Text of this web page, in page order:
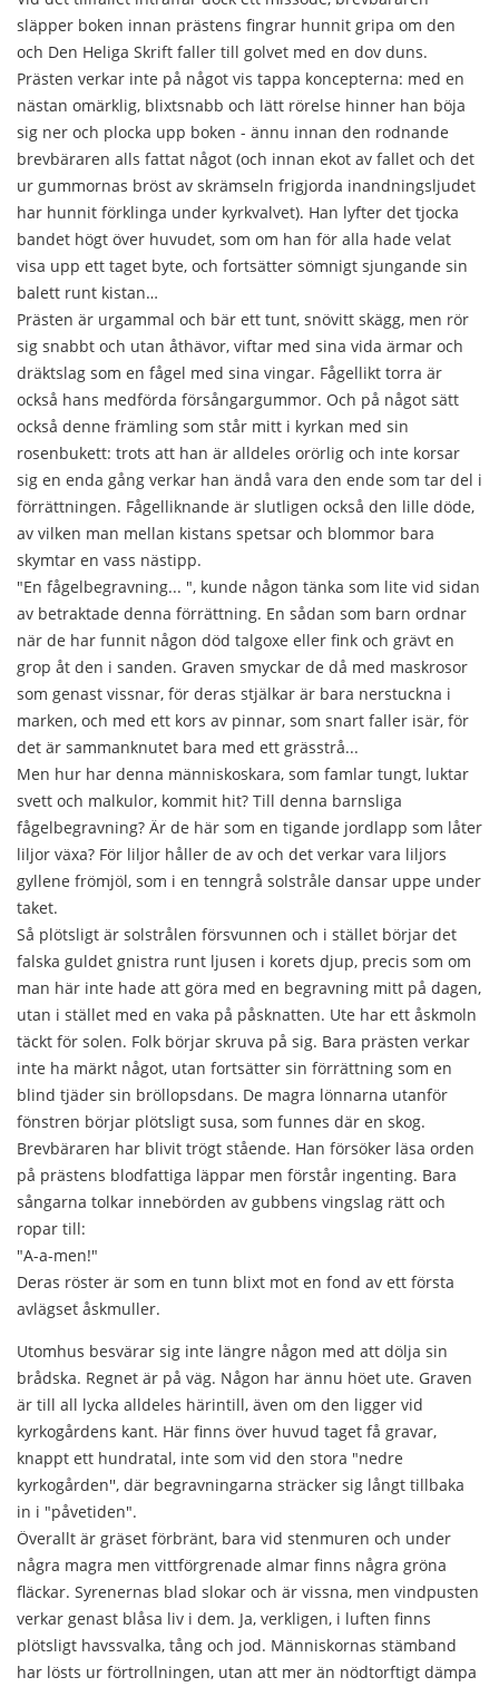
släpper boken innan prästens fingrar hunnit gripa om den
och Den Heliga Skrift faller till golvet med en dov duns.
Prästen verkar inte på något vis tappa koncepterna: med en
nästan omärklig, blixtsnabb och lätt rörelse hinner han böja
sig ner och plocka upp boken - ännu innan den rodnande
brevbäraren alls fattat något (och innan ekot av fallet och det
ur gummornas bröst av skrämseln frigjorda inandningsljudet
har hunnit förklinga under kyrkvalvet). Han lyfter det tjocka
bandet högt över huvudet, som om han för alla hade velat
visa upp ett taget byte, och fortsätter sömnigt sjungande sin
balett runt kistan…
Prästen är urgammal och bär ett tunt, snövitt skägg, men rör
sig snabbt och utan åthävor, viftar med sina vida ärmar och
dräktslag som en fågel med sina vingar. Fågellikt torra är
också hans medförda försångargummor. Och på något sätt
också denne främling som står mitt i kyrkan med sin
rosenbukett: trots att han är alldeles orörlig och inte korsar
sig en enda gång verkar han ändå vara den ende som tar del i
förrättningen. Fågelliknande är slutligen också den lille döde,
av vilken man mellan kistans spetsar och blommor bara
skymtar en vass nästipp.
"En fågelbegravning... ", kunde någon tänka som lite vid sidan
av betraktade denna förrättning. En sådan som barn ordnar
när de har funnit någon död talgoxe eller fink och grävt en
grop åt den i sanden. Graven smyckar de då med maskrosor
som genast vissnar, för deras stjälkar är bara nerstuckna i
marken, och med ett kors av pinnar, som snart faller isär, för
det är sammanknutet bara med ett grässtrå...
Men hur har denna människoskara, som famlar tungt, luktar
svett och malkulor, kommit hit? Till denna barnsliga
fågelbegravning? Är de här som en tigande jordlapp som låter
liljor växa? För liljor håller de av och det verkar vara liljors
gyllene frömjöl, som i en tenngrå solstråle dansar uppe under
taket.
Så plötsligt är solstrålen försvunnen och i stället börjar det
falska guldet gnistra runt ljusen i korets djup, precis som om
man här inte hade att göra med en begravning mitt på dagen,
utan i stället med en vaka på påsknatten. Ute har ett åskmoln
täckt för solen. Folk börjar skruva på sig. Bara prästen verkar
inte ha märkt något, utan fortsätter sin förrättning som en
blind tjäder sin bröllopsdans. De magra lönnarna utanför
fönstren börjar plötsligt susa, som funnes där en skog.
Brevbäraren har blivit trögt stående. Han försöker läsa orden
på prästens blodfattiga läppar men förstår ingenting. Bara
sångarna tolkar innebörden av gubbens vingslag rätt och
ropar till:
"A-a-men!"
Deras röster är som en tunn blixt mot en fond av ett första
avlägset åskmuller.
Utomhus besvärar sig inte längre någon med att dölja sin
brådska. Regnet är på väg. Någon har ännu höet ute. Graven
är till all lycka alldeles härintill, även om den ligger vid
kyrkogårdens kant. Här finns över huvud taget få gravar,
knappt ett hundratal, inte som vid den stora "nedre
kyrkogården'', där begravningarna sträcker sig långt tillbaka
in i "påvetiden".
Överallt är gräset förbränt, bara vid stenmuren och under
några magra men vittförgrenade almar finns några gröna
fläckar. Syrenernas blad slokar och är vissna, men vindpusten
verkar genast blåsa liv i dem. Ja, verkligen, i luften finns
plötsligt havssvalka, tång och jod. Människornas stämband
har lösts ur förtrollningen, utan att mer än nödtorftigt dämpa